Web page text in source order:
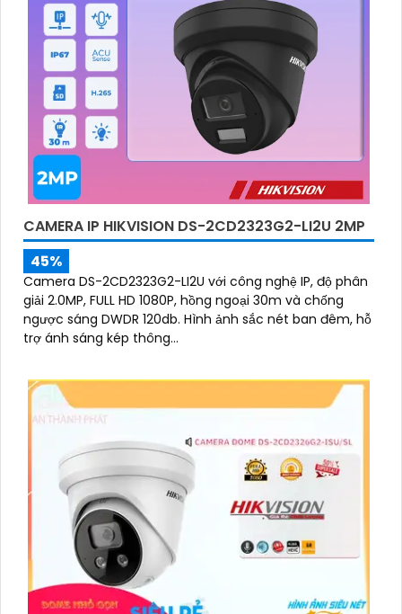
CAMERA IP HIKVISION DS-2CD2323G2-LI2U 2MP
45%
Camera DS-2CD2323G2-LI2U với công nghệ IP, độ phân
giải 2.0MP, FULL HD 1080P, hồng ngoại 30m và chống
ngược sáng DWDR 120db. Hình ảnh sắc nét ban đêm, hỗ
trợ ánh sáng kép thông...